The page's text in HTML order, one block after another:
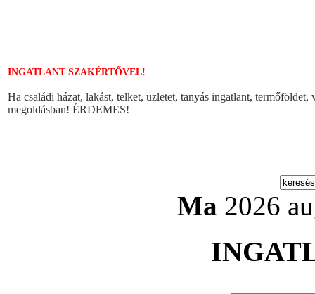
INGATLANT SZAKÉRTŐVEL!
Ha családi házat, lakást, telket, üzletet, tanyás ingatlant,
megoldásban! ÉRDEMES!
Ma 2026